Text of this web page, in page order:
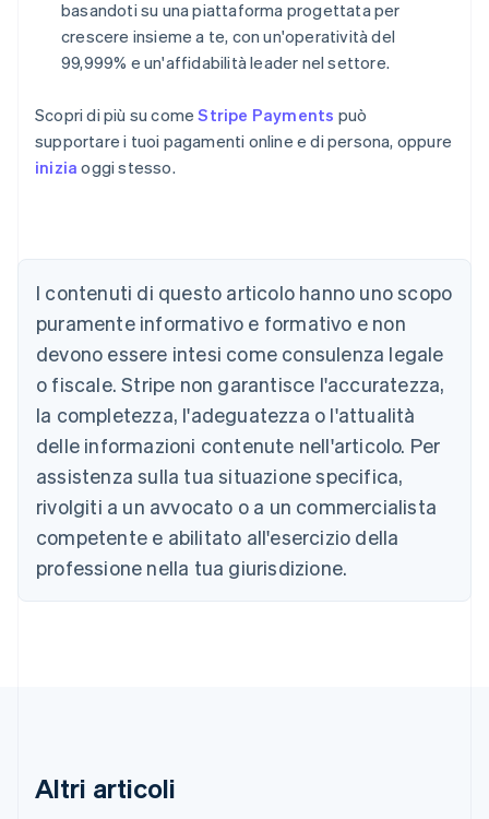
basandoti su una piattaforma progettata per
crescere insieme a te, con un'operatività del
99,999% e un'affidabilità leader nel settore.
Scopri di più su comeStripe Payments può
supportare i tuoi pagamenti online e di persona, oppure
inizia oggi stesso.
I contenuti di questo articolo hanno uno scopo
puramente informativo e formativo e non
devono essere intesi come consulenza legale
o fiscale. Stripe non garantisce l'accuratezza,
la completezza, l'adeguatezza o l'attualità
delle informazioni contenute nell'articolo. Per
assistenza sulla tua situazione specifica,
rivolgiti a un avvocato o a un commercialista
competente e abilitato all'esercizio della
professione nella tua giurisdizione.
Altri articoli
Austria
Belgio
Nederlands FrançaisDeutschEnglish
Brasile
Português English
Bulgaria
English
Canada
EnglishFrançais
Cina continentale
简体中文
Cipro
English
Croazia
Danimarca
Francia